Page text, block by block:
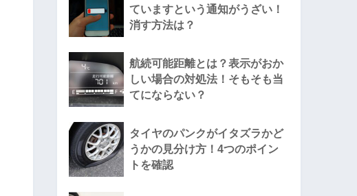
ていますという通知がうざい！
消す方法は？
航続可能距離とは？表示がおか
しい場合の対処法！そもそも当
てにならない？
タイヤのパンクがイタズラかど
うかの見分け方！4つのポイン
トを確認